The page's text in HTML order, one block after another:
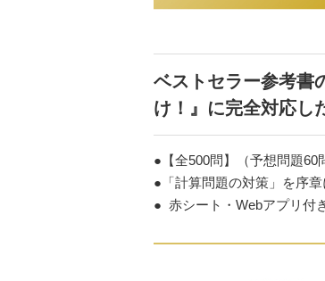
ベストセラー参考書
け！』に完全対応し
●【全500問】（予想問題60
●「計算問題の対策」を序
● 赤シート・Webアプリ付